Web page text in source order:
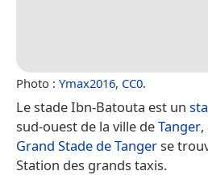
Photo : Ymax2016, CC0.
Le stade Ibn-Batouta est un
sud-ouest de la ville deTanger
Grand Stade de Tangerse
Station des grands taxis.